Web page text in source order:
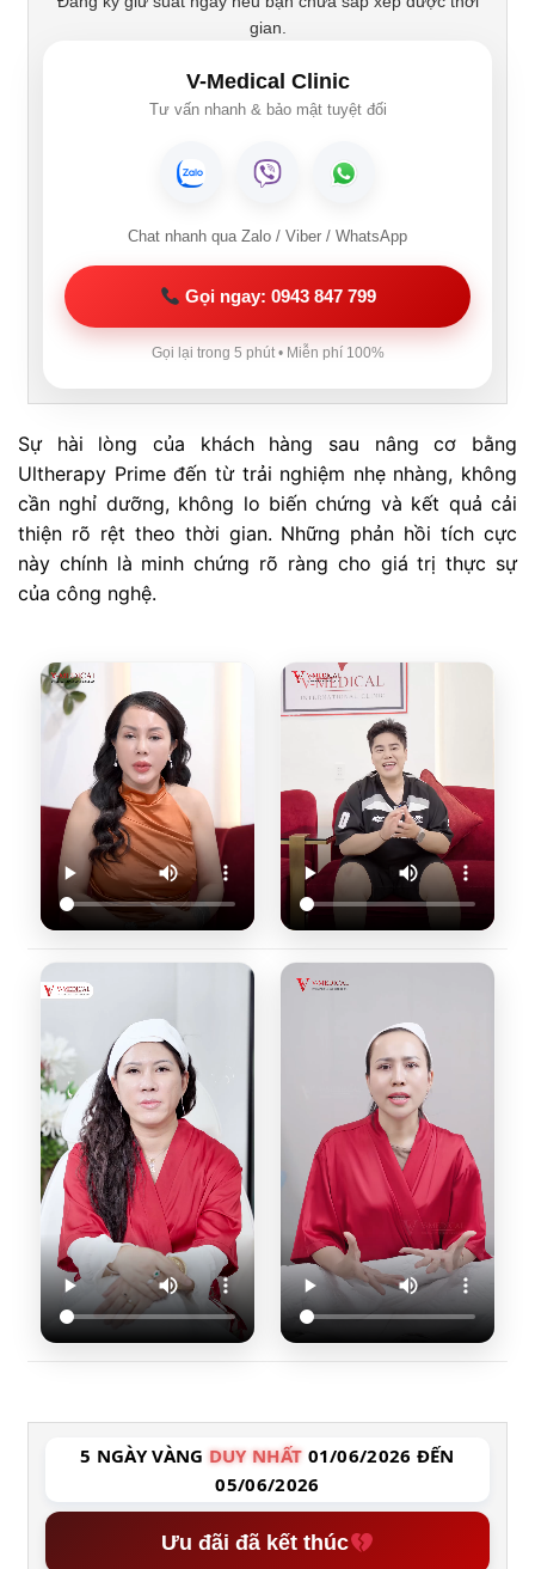
gian.
V-Medical Clinic
Tư vấn nhanh & bảo mật tuyệt đối
Chat nhanh qua Zalo / Viber / WhatsApp
Gọi ngay: 0943 847 799
Gọi lại trong 5 phút • Miễn phí 100%
Sự hài lòng của khách hàng sau nâng cơ bằng
Ultherapy Prime đến từ trải nghiệm nhẹ nhàng, không
cần nghỉ dưỡng, không lo biến chứng và kết quả cải
thiện rõ rệt theo thời gian. Những phản hồi tích cực
này chính là minh chứng rõ ràng cho giá trị thực sự
của công nghệ.
5 NGÀY VÀNG DUY NHẤT 01/06/2026 ĐẾN
05/06/2026
Ưu đãi đã kết thúc